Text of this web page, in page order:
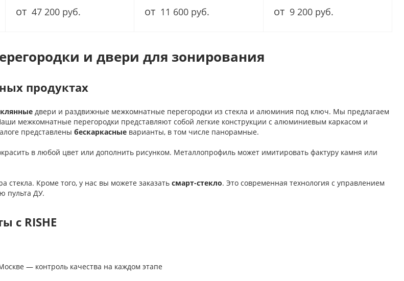
от 47 200 руб. от 11 600 руб. от 9 200 руб.
и двери для зонирования
продуктах
двери и раздвижные межкомнатные перегородки из стекла и алюминия под ключ. Мы предлагаем
межкомнатные перегородки представляют собой легкие конструкции с алюминиевым каркасом и
представлены бескаркасные варианты, в том числе панорамные.
в любой цвет или дополнить рисунком. Металлопрофиль может имитировать фактуру камня или
стекла. Кроме того, у нас вы можете заказать смарт-стекло. Это современная технология с управлением
пульта ДУ.
с RISHE
— контроль качества на каждом этапе